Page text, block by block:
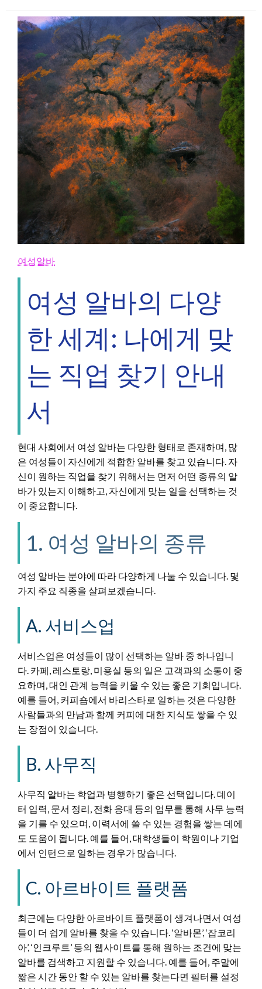
여성알바
여성 알바의 다양
한 세계: 나에게 맞
는 직업 찾기 안내
서
현대 사회에서 여성 알바는 다양한 형태로 존재하며, 많
은 여성들이 자신에게 적합한 알바를 찾고 있습니다. 자
신이 원하는 직업을 찾기 위해서는 먼저 어떤 종류의 알
바가 있는지 이해하고, 자신에게 맞는 일을 선택하는 것
이 중요합니다.
1. 여성 알바의 종류
여성 알바는 분야에 따라 다양하게 나눌 수 있습니다. 몇
가지 주요 직종을 살펴보겠습니다.
A. 서비스업
서비스업은 여성들이 많이 선택하는 알바 중 하나입니
다. 카페, 레스토랑, 미용실 등의 일은 고객과의 소통이 중
요하며, 대인 관계 능력을 키울 수 있는 좋은 기회입니다.
예를 들어, 커피숍에서 바리스타로 일하는 것은 다양한
사람들과의 만남과 함께 커피에 대한 지식도 쌓을 수 있
는 장점이 있습니다.
B. 사무직
사무직 알바는 학업과 병행하기 좋은 선택입니다. 데이
터 입력, 문서 정리, 전화 응대 등의 업무를 통해 사무 능력
을 기를 수 있으며, 이력서에 쓸 수 있는 경험을 쌓는 데에
도 도움이 됩니다. 예를 들어, 대학생들이 학원이나 기업
에서 인턴으로 일하는 경우가 많습니다.
C. 아르바이트 플랫폼
최근에는 다양한 아르바이트 플랫폼이 생겨나면서 여성
들이 더 쉽게 알바를 찾을 수 있습니다. ‘알바몬’, ‘잡코리
아’, ‘인크루트’ 등의 웹사이트를 통해 원하는 조건에 맞는
알바를 검색하고 지원할 수 있습니다. 예를 들어, 주말에
짧은 시간 동안 할 수 있는 알바를 찾는다면 필터를 설정